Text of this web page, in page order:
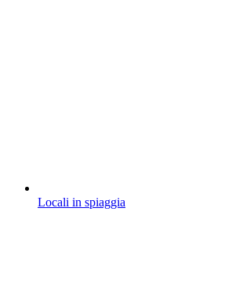
Locali in spiaggia